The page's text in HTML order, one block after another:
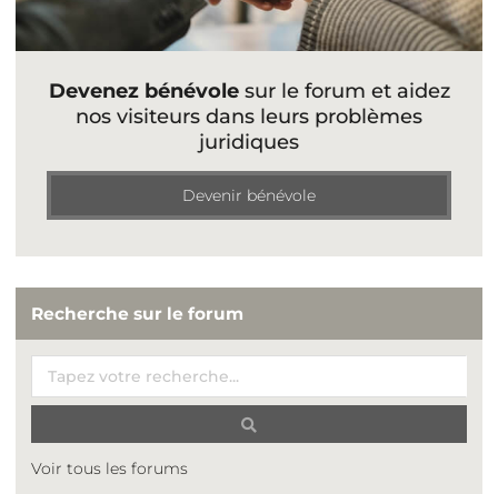
Devenez bénévolesur le forum et aidez
nos visiteurs dans leurs problèmes
juridiques
Devenir bénévole
Recherche sur le forum
Voir tous les forums